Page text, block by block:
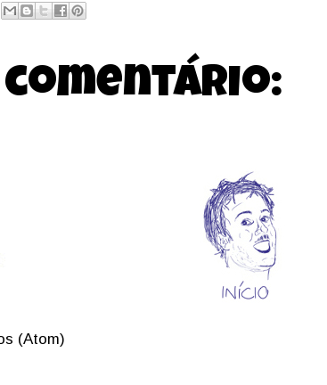
comentário:
(Atom)